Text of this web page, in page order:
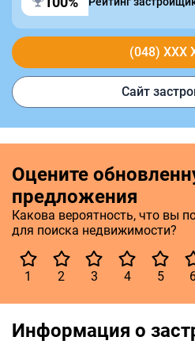
(048) XXX
Сайт
Оцените
предложения
Какова вероятность, что вы
для поиска недвижимости?
1 2 3 4 5
Информация о